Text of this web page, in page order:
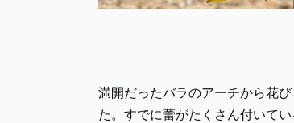
満開だったバラのアーチから花
た。すでに蕾がたくさん付いて